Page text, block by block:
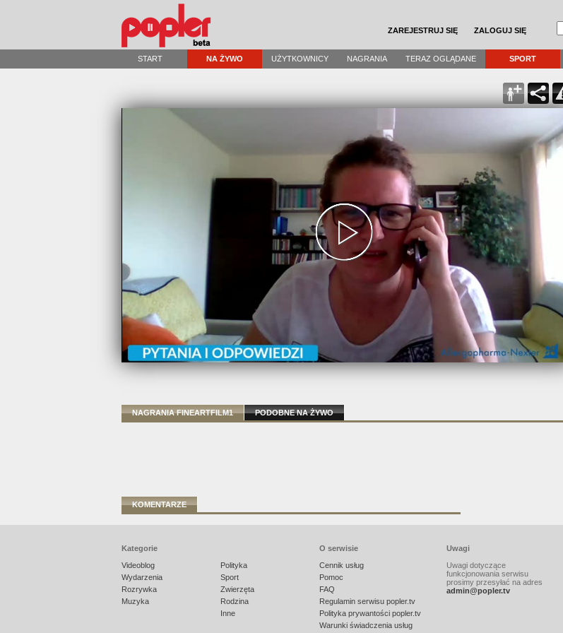
ZAREJESTRUJ SIĘ ZALOGUJ SIĘ
START NA ŻYWO UŻYTKOWNICY NAGRANIA TERAZ OGLĄDANE SPORT
NAGRANIA FINEARTFILM1 PODOBNE NA ŻYWO
KOMENTARZE
Kategorie
Videoblog
Wydarzenia
Rozrywka
Muzyka
Polityka
Sport
Zwierzęta
Rodzina
Inne
O serwisie
Cennik usług
Pomoc
FAQ
Regulamin serwisu popler.tv
Polityka prywantości popler.tv
Warunki świadczenia usług
Uwagi
Uwagi dotyczące
funkcjonowania serwisu
prosimy przesyłać na adres
admin@popler.tv